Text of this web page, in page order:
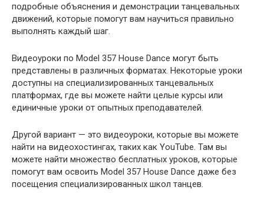
подробные объяснения и демонстрации танцевальных
движений, которые помогут вам научиться правильно
выполнять каждый шаг.
Видеоуроки по Model 357 House Dance могут быть
представлены в различных форматах. Некоторые уроки
доступны на специализированных танцевальных
платформах, где вы можете найти целые курсы или
единичные уроки от опытных преподавателей.
Другой вариант — это видеоуроки, которые вы можете
найти на видеохостингах, таких как YouTube. Там вы
можете найти множество бесплатных уроков, которые
помогут вам освоить Model 357 House Dance даже без
посещения специализированных школ танцев.